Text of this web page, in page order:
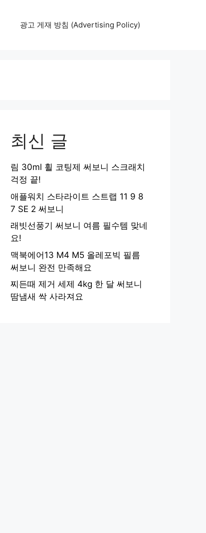
광고 게재 방침 (Advertising Policy)
최신 글
림 30ml 휠 코팅제 써보니 스크래치
걱정 끝!
애플워치 스타라이트 스트랩 11 9 8
7 SE 2 써보니
래빗선풍기 써보니 여름 필수템 맞네
요!
맥북에어13 M4 M5 올레포빅 필름
써보니 완전 만족해요
찌든때 제거 세제 4kg 한 달 써보니
땀냄새 싹 사라져요